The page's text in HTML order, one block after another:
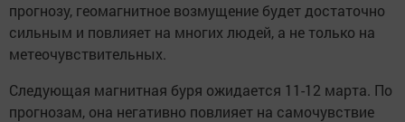
прогнозу, геомагнитное возмущение будет достаточно
сильным и повлияет на многих людей, а не только на
метеочувствительных.
Следующая магнитная буря ожидается 11-12 марта. По
прогнозам, она негативно повлияет на самочувствие